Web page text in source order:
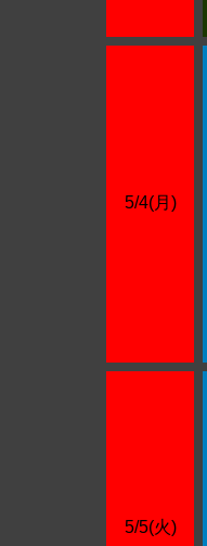
5/4(月)
5/5(火)